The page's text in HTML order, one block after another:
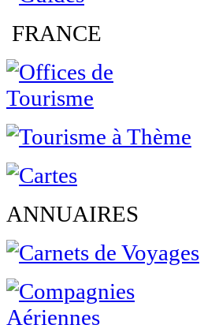
FRANCE
ANNUAIRES